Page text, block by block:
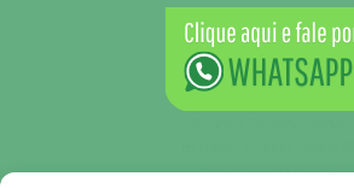
Brindes Corporativos